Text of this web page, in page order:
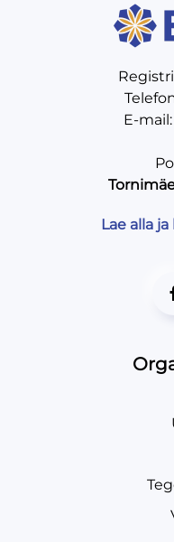
E-mail:
Lae alla